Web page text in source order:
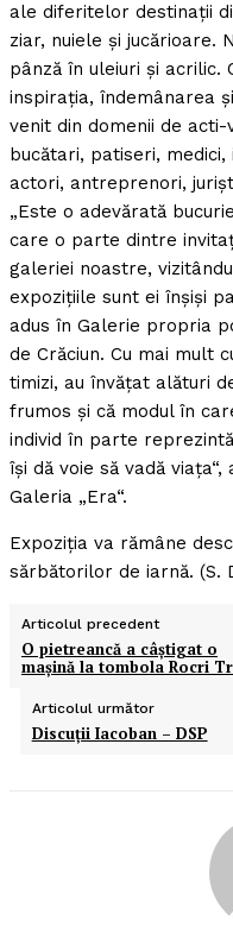
ale diferitelor destinaţii
ziar, nuiele şi jucărioare.
pânză în uleiuri şi acrilic.
inspiraţia, îndemânarea
venit din domenii de
bucătari, patiseri, medici,
actori, antreprenori,
„Este o adevărată
care o parte dintre
galeriei noastre,
expoziţiile sunt ei înşişi
adus în Galerie propria
de Crăciun. Cu mai mult
timizi, au învăţat alături
frumos şi că modul în
individ în parte
îşi dă voie să vadă
Galeria „Era“.
Expoziţia va rămâne
sărbătorilor de iarnă. (S.
Articolul precedent
O pietreancă a câştigat o
maşină la tombola Rocri
Articolul următor
Discuţii Iacoban – DSP